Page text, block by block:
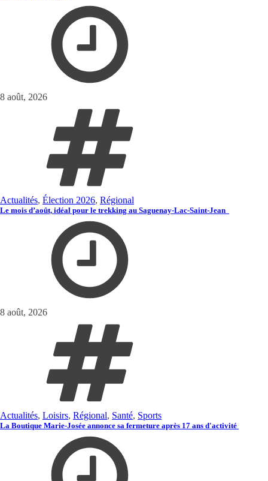
8 août, 2026
Actualités, Élection 2026, Régional
Le mois d’août, idéal pour le trekking au Saguenay-Lac-Saint-Jean
8 août, 2026
Actualités, Loisirs, Régional, Santé, Sports
La Boutique Marie-Josée annonce sa fermeture après 17 ans d'activité